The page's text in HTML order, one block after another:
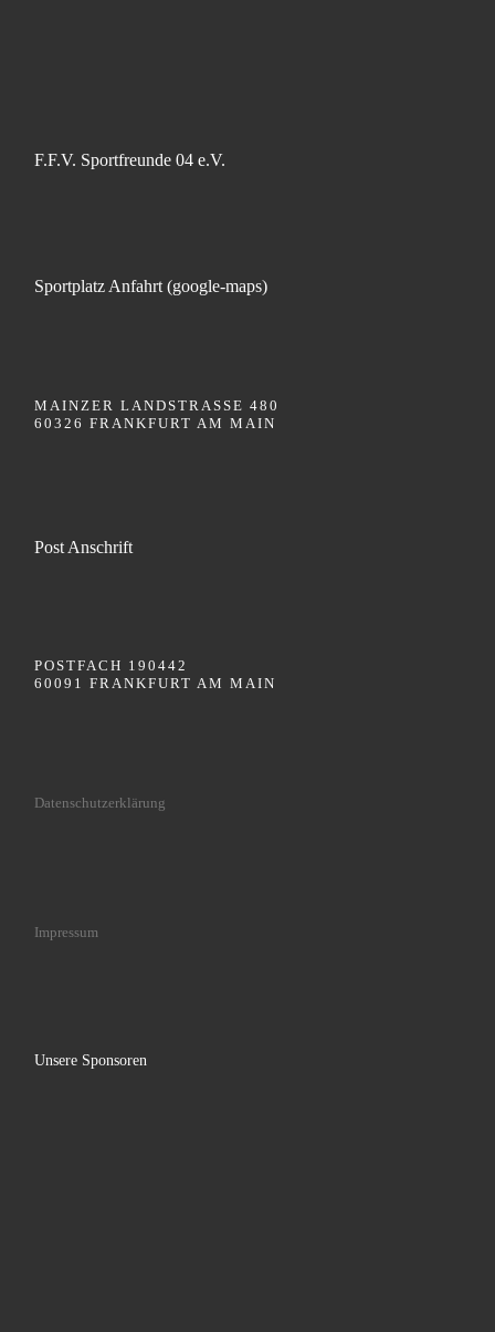
F.F.V. Sportfreunde 04 e.V.
Sportplatz Anfahrt (google-maps)
MAINZER LANDSTRASSE 480
60326 FRANKFURT AM MAIN
Post Anschrift
POSTFACH 190442
60091 FRANKFURT AM MAIN
Datenschutzerklärung
Impressum
Unsere Sponsoren